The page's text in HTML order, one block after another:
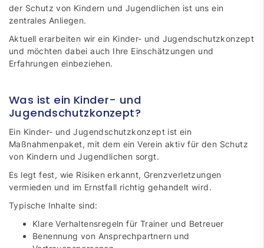
der Schutz von Kindern und Jugendlichen ist uns ein
zentrales Anliegen.
Aktuell erarbeiten wir ein Kinder- und Jugendschutzkonzept
und möchten dabei auch Ihre Einschätzungen und
Erfahrungen einbeziehen.
Was ist ein Kinder- und
Jugendschutzkonzept?
Ein Kinder- und Jugendschutzkonzept ist ein
Maßnahmenpaket, mit dem ein Verein aktiv für den Schutz
von Kindern und Jugendlichen sorgt.
Es legt fest, wie Risiken erkannt, Grenzverletzungen
vermieden und im Ernstfall richtig gehandelt wird.
Typische Inhalte sind:
Klare Verhaltensregeln für Trainer und Betreuer
Benennung von Ansprechpartnern und